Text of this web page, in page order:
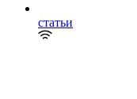
статьи